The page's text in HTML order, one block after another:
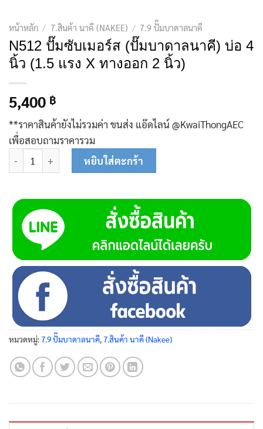
หน้าหลัก / 7.สินค้า นาคี (NAKEE) / 7.9 ปั๊มบาดาลนาคี
N512 ปั๊มซับเมอร์ส (ปั๊มบาดาลนาคี) บ่อ 4
นิ้ว (1.5 แรง X ทางออก 2 นิ้ว)
5,400 ฿
**ราคาสินค้ายังไม่รวมค่า ขนส่ง แอ๊ดไลน์ @KwaiThongAEC
เพื่อสอบถามราคารวม
จำนวน N512 ปั๊มซับเมอร์ส (ปั๊มบาดาลนาคี) บ่อ 4 นิ้ว (1.5 แรง X ท
หยิบใส่ตะกร้า
หมวดหมู่:7.9 ปั๊มบาดาลนาคี,7.สินค้า นาคี (Nakee)